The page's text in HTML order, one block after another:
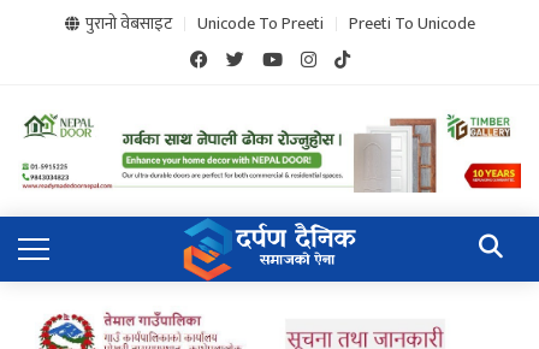
पुरानो वेबसाइट Unicode To Preeti Preeti To Unicode